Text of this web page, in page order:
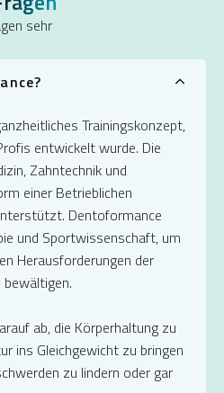
sehr
Trainingskonzept,
entwickelt wurde. Die
Zahntechnik und
einer Betrieblichen
Dentoformance
und Sportwissenschaft, um
Herausforderungen der
ab, die Körperhaltung zu
ins Gleichgewicht zu bringen
zu lindern oder gar